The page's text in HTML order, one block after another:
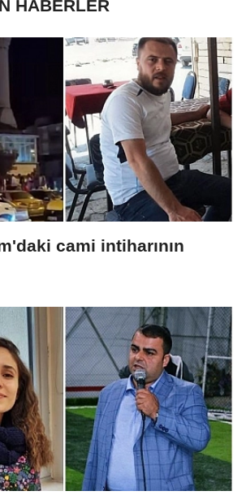
HABERLER
cami intiharının